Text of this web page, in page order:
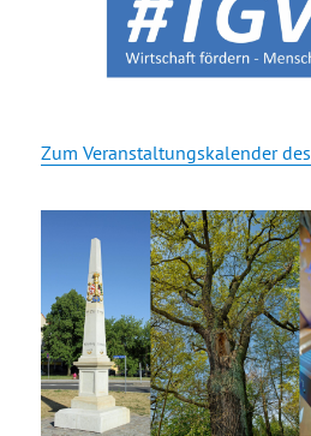
Zum Veranstaltungskalender des